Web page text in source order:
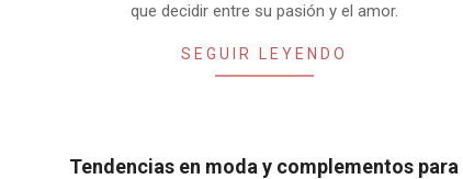
que decidir entre su pasión y el amor.
SEGUIR LEYENDO
Tendencias en moda y complementos para